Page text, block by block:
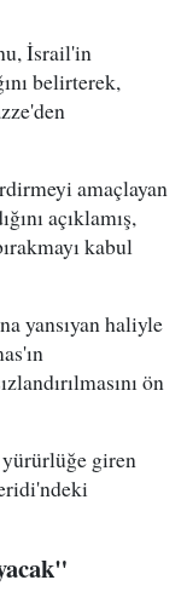
İsrail'in
belirterek,
amaçlayan
açıklamış,
kabul
yansıyan haliyle
ön
giren